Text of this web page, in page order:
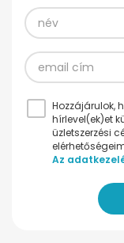
Hozzájárulok,
hírlevel(ek)et
üzletszerzési
Az